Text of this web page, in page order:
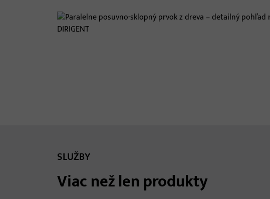
SLUŽBY
Viac než len produkty